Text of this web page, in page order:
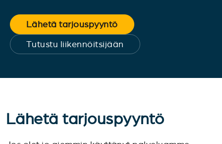
Lähetä tarjouspyyntö
Tutustu liikennöitsijään
Lähetä tarjouspyyntö